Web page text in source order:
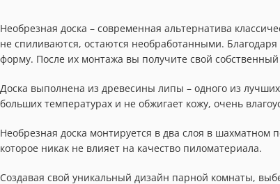
Необрезная доска – современная альтернатива
не спиливаются, остаются необработанными.
форму. После их монтажа вы получите свой
Доска выполнена из древесины липы – одного из
больших температурах и не обжигает кожу, очень
Необрезная доска монтируется в два слоя в шахматном
которое никак не влияет на качество пиломатериала.
Создавая свой уникальный дизайн парной комнаты,